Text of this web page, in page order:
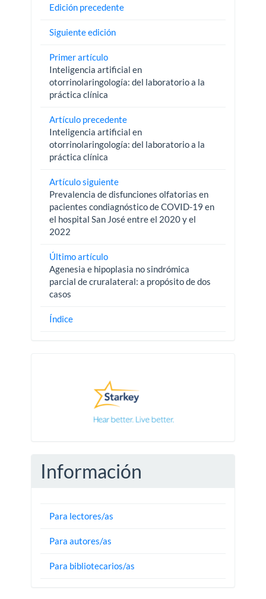
Edición precedente
Siguiente edición
Primer artículo
Inteligencia artificial en
otorrinolaringología: del laboratorio a la
práctica clínica
Artículo precedente
Inteligencia artificial en
otorrinolaringología: del laboratorio a la
práctica clínica
Artículo siguiente
Prevalencia de disfunciones olfatorias en
pacientes condiagnóstico de COVID-19 en
el hospital San José entre el 2020 y el
2022
Último artículo
Agenesia e hipoplasia no sindrómica
parcial de cruralateral: a propósito de dos
casos
Índice
Información
Para lectores/as
Para autores/as
Para bibliotecarios/as